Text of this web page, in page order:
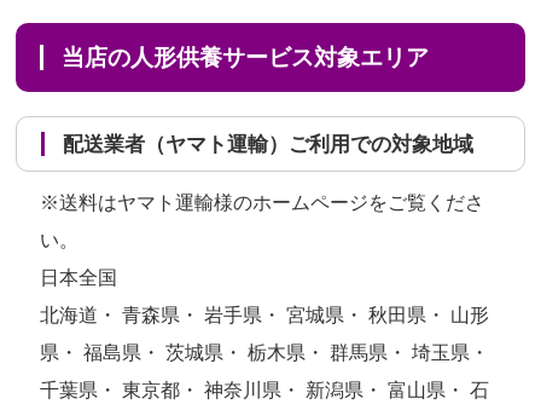
当店の人形供養サービス対象エリア
配送業者（ヤマト運輸）ご利用での対象地域
※送料はヤマト運輸様のホームページをご覧くださ
い。
日本全国
北海道・ 青森県・ 岩手県・ 宮城県・ 秋田県・ 山形
県・ 福島県・ 茨城県・ 栃木県・ 群馬県・ 埼玉県・
千葉県・ 東京都・ 神奈川県・ 新潟県・ 富山県・ 石